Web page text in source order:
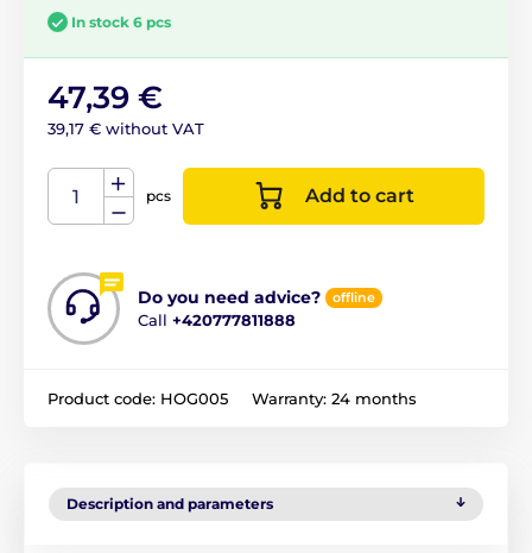
In stock 6 pcs
47,39 €
39,17 € without VAT
pcs Add to cart
Do you need advice? offline
Call +420777811888
Product code: HOG005 Warranty: 24 months
Description and parameters